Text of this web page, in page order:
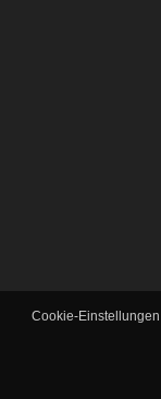
Cookie-Einstellungen